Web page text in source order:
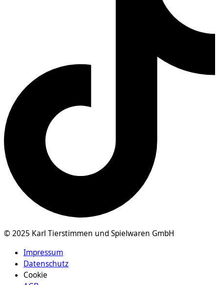
© 2025 Karl Tierstimmen und Spielwaren GmbH
Impressum
Datenschutz
Cookie